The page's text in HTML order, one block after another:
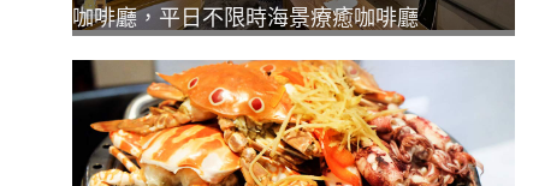
咖啡廳，平日不限時海景療癒咖啡廳